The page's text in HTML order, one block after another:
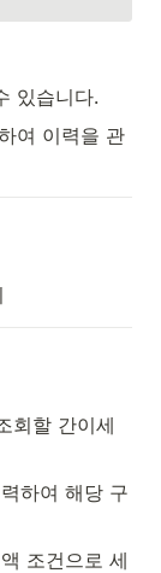
있습니다.
여 이력을 관
회할 간이세
하여 해당 구
조건으로 세